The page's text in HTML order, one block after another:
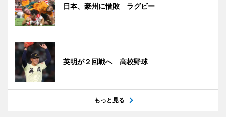
日本、豪州に惜敗 ラグビー
英明が２回戦へ 高校野球
もっと見る